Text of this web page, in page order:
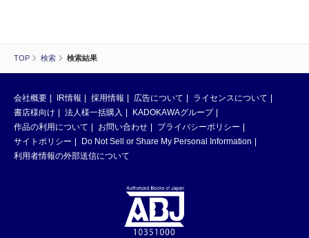
TOP 検索 検索結果
会社概要 IR情報 採用情報 広告について
ライセンスについて
書店様向け
法人様一括購入
KADOKAWAグループ
作品の利用について
お問い合わせ
プライバシーポリシー
サイトポリシー
Do Not Sell or Share My Personal Information
利用者情報の外部送信について